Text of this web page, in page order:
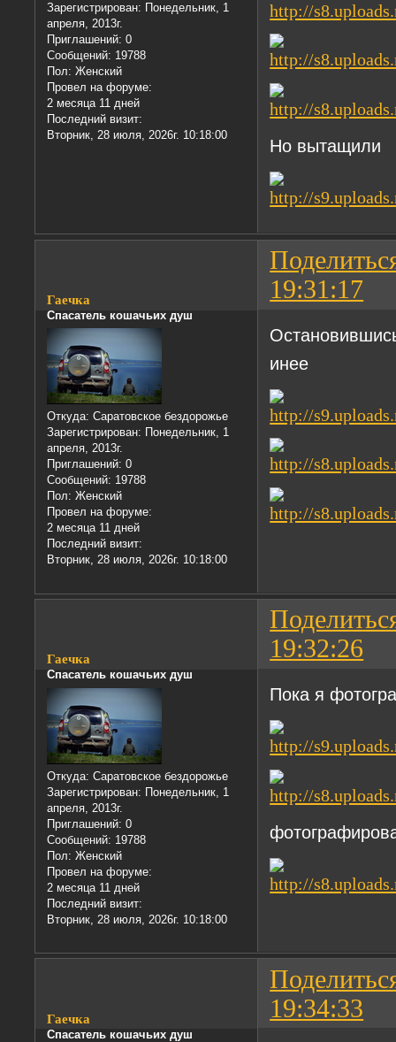
Зарегистрирован: Понедельник, 1
апреля, 2013г.
Приглашений: 0
Сообщений: 19788
Пол: Женский
Провел на форуме:
2 месяца 11 дней
Последний визит:
Вторник, 28 июля, 2026г. 10:18:00
Но вытащили
19:31:17
Гаечка
Спасатель кошачьих душ
Откуда: Саратовское бездорожье
Зарегистрирован: Понедельник, 1
апреля, 2013г.
Приглашений: 0
Сообщений: 19788
Пол: Женский
Провел на форуме:
2 месяца 11 дней
Последний визит:
Вторник, 28 июля, 2026г. 10:18:00
инее
19:32:26
Гаечка
Спасатель кошачьих душ
Откуда: Саратовское бездорожье
Зарегистрирован: Понедельник, 1
апреля, 2013г.
Приглашений: 0
Сообщений: 19788
Пол: Женский
Провел на форуме:
2 месяца 11 дней
Последний визит:
Вторник, 28 июля, 2026г. 10:18:00
Пока я
19:34:33
Гаечка
Спасатель кошачьих душ